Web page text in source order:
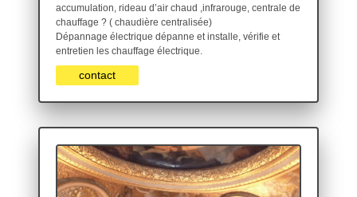
accumulation, rideau d’air chaud ,infrarouge, centrale de
chauffage ? ( chaudière centralisée)
Dépannage électrique dépanne et installe, vérifie et
entretien les chauffage électrique.
contact